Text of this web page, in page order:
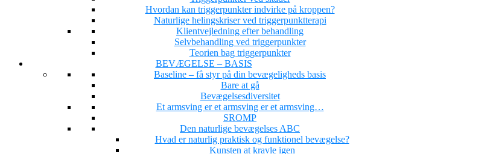
Hvordan kan triggerpunkter indvirke på kroppen?
Naturlige helingskriser ved triggerpunktterapi
Klientvejledning efter behandling
Selvbehandling ved triggerpunkter
Teorien bag triggerpunkter
BEVÆGELSE – BASIS
Baseline – få styr på din bevægeligheds basis
Bare at gå
Bevægelsesdiversitet
Et armsving er et armsving er et armsving…
SROMP
Den naturlige bevægelses ABC
Hvad er naturlig praktisk og funktionel bevægelse?
Kunsten at kravle igen